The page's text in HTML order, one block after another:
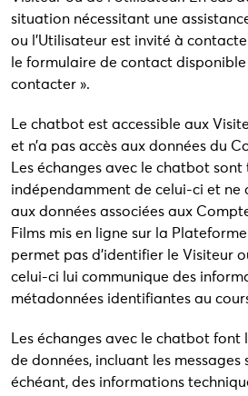
situation nécessitant une
ou l’Utilisateur est invité à
le formulaire de contact disponible
contacter ».
Le chatbot est accessible aux
et n’a pas accès aux données du
Les échanges avec le chatbot sont
indépendamment de celui-ci et ne
aux données associées aux
Films mis en ligne sur la
permet pas d’identifier le Visiteur
celui-ci lui communique des
métadonnées identifiantes au
Les échanges avec le chatbot font
de données, incluant les messages
échéant, des informations